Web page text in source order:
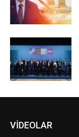
VİDEOLAR